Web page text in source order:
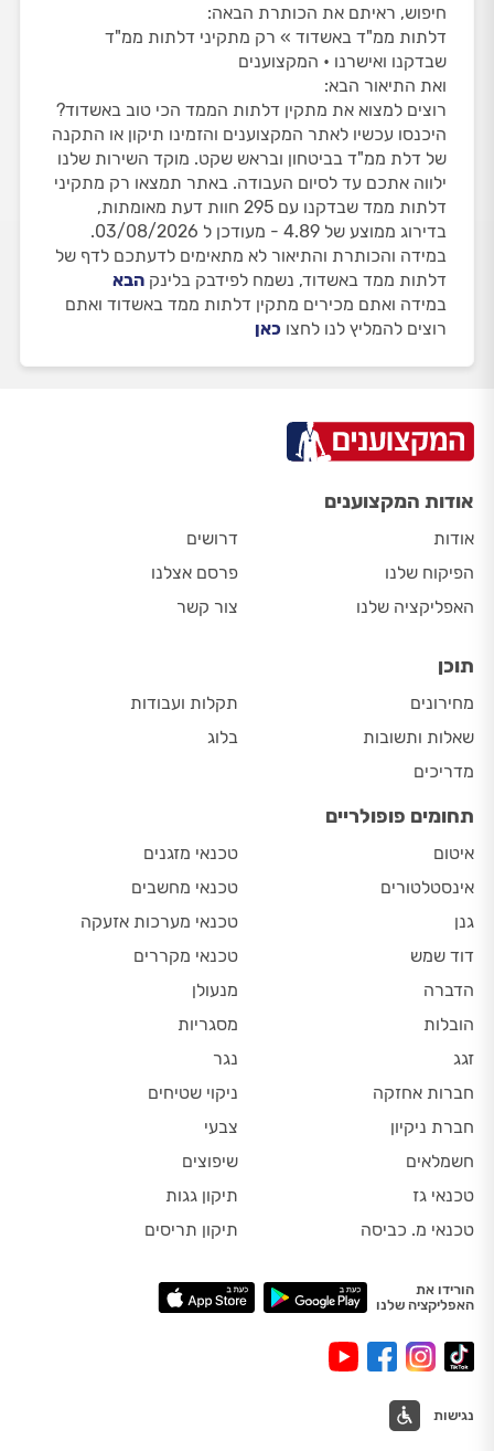
חיפוש, ראיתם את הכותרת הבאה:
דלתות ממ"ד באשדוד » רק מתקיני דלתות ממ"ד
שבדקנו ואישרנו • המקצוענים
ואת התיאור הבא:
רוצים למצוא את מתקין דלתות הממד הכי טוב באשדוד?
היכנסו עכשיו לאתר המקצוענים והזמינו תיקון או התקנה
של דלת ממ"ד בביטחון ובראש שקט. מוקד השירות שלנו
ילווה אתכם עד לסיום העבודה. באתר תמצאו רק מתקיני
דלתות ממד שבדקנו עם 295 חוות דעת מאומתות,
בדירוג ממוצע של 4.89 - מעודכן ל 03/08/2026.
במידה והכותרת והתיאור לא מתאימים לדעתכם לדף של
דלתות ממד באשדוד, נשמח לפידבק בלינק הבא
במידה ואתם מכירים מתקין דלתות ממד באשדוד ואתם
רוצים להמליץ לנו לחצו כאן
אודות המקצוענים
אודות
הפיקוח שלנו
האפליקציה שלנו
דרושים
פרסם אצלנו
צור קשר
תוכן
מחירונים
שאלות ותשובות
מדריכים
תקלות ועבודות
בלוג
תחומים פופולריים
איטום
אינסטלטורים
גנן
דוד שמש
הדברה
הובלות
זגג
חברות אחזקה
חברת ניקיון
חשמלאים
טכנאי גז
טכנאי מ. כביסה
טכנאי מזגנים
טכנאי מחשבים
טכנאי מערכות אזעקה
טכנאי מקררים
מנעולן
מסגריות
נגר
ניקוי שטיחים
צבעי
שיפוצים
תיקון גגות
תיקון תריסים
הורידו את
האפליקציה שלנו
נגישות